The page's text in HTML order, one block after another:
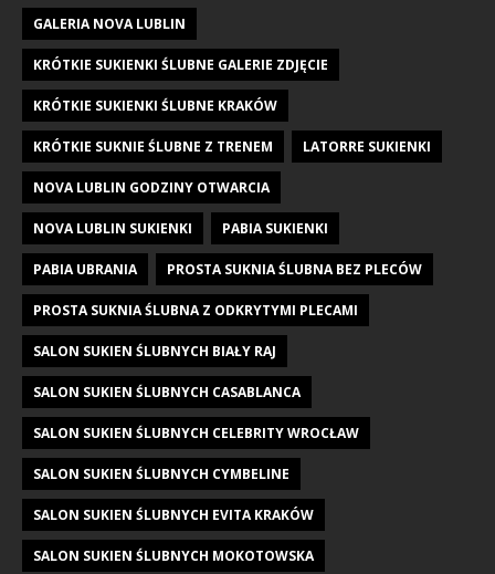
GALERIA NOVA LUBLIN
KRÓTKIE SUKIENKI ŚLUBNE GALERIE ZDJĘCIE
KRÓTKIE SUKIENKI ŚLUBNE KRAKÓW
KRÓTKIE SUKNIE ŚLUBNE Z TRENEM LATORRE SUKIENKI
NOVA LUBLIN GODZINY OTWARCIA
NOVA LUBLIN SUKIENKI PABIA SUKIENKI
PABIA UBRANIA PROSTA SUKNIA ŚLUBNA BEZ PLECÓW
PROSTA SUKNIA ŚLUBNA Z ODKRYTYMI PLECAMI
SALON SUKIEN ŚLUBNYCH BIAŁY RAJ
SALON SUKIEN ŚLUBNYCH CASABLANCA
SALON SUKIEN ŚLUBNYCH CELEBRITY WROCŁAW
SALON SUKIEN ŚLUBNYCH CYMBELINE
SALON SUKIEN ŚLUBNYCH EVITA KRAKÓW
SALON SUKIEN ŚLUBNYCH MOKOTOWSKA